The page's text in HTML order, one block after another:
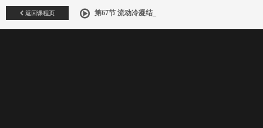
返回课程页 第67节 流动冷凝结_